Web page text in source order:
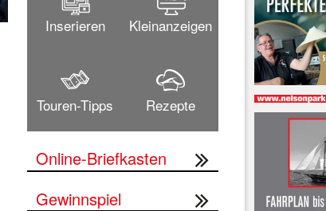
Inserieren Kleinanzeigen
Touren-Tipps Rezepte
Online-Briefkasten
Gewinnspiel